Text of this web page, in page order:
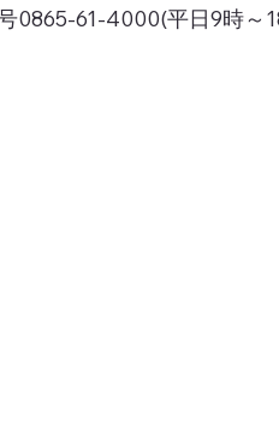
0865-61-4000(平日9時～